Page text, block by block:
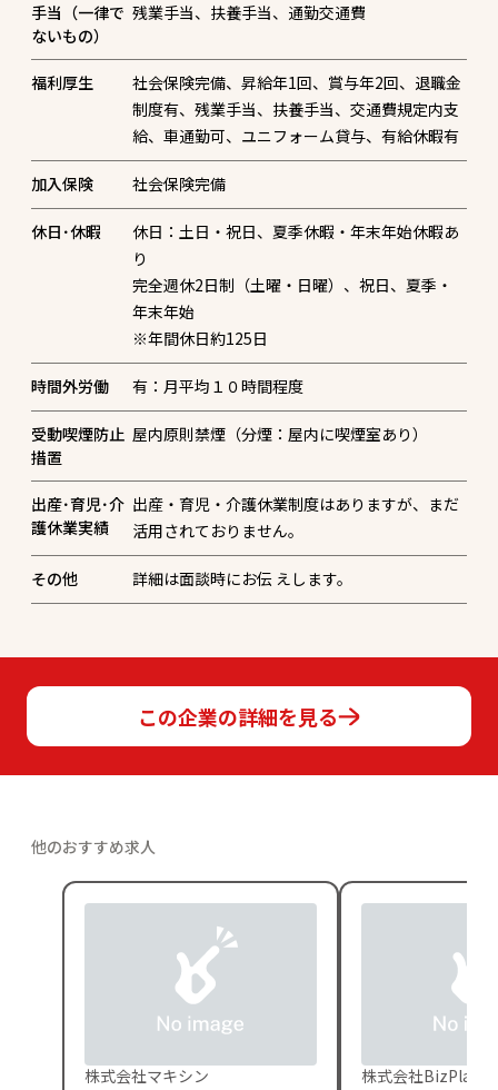
この企業の詳細を見る
手当（一律で
ないもの）
残業手当、扶養手当、通勤交通費
福利厚生
社会保険完備、昇給年1回、賞与年2回、退職金
制度有、残業手当、扶養手当、交通費規定内支
給、車通勤可、ユニフォーム貸与、有給休暇有
加入保険 社会保険完備
休日･休暇
休日：土日・祝日、夏季休暇・年末年始休暇あ
り
完全週休2日制（土曜・日曜）、祝日、夏季・
年末年始
※年間休日約125日
時間外労働 有：月平均１０時間程度
受動喫煙防止
措置
屋内原則禁煙（分煙：屋内に喫煙室あり）
出産･育児･介
護休業実績
出産・育児・介護休業制度はありますが、まだ
活用されておりません。
その他 詳細は面談時にお伝 えします。
他のおすすめ求人
株式会社マキシン 株式会社